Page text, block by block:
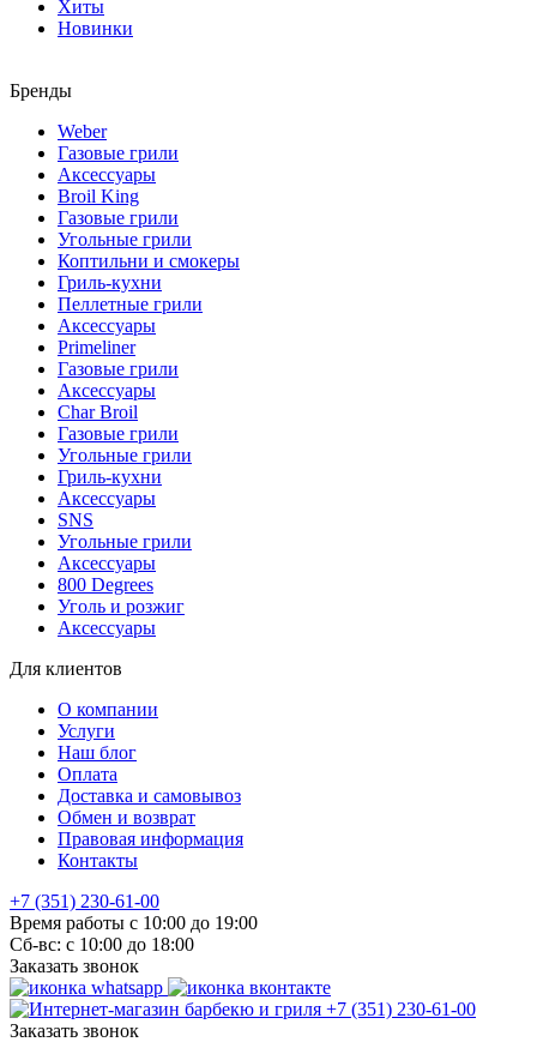
Хиты
Новинки
Бренды
Weber
Газовые грили
Аксессуары
Broil King
Газовые грили
Угольные грили
Коптильни и смокеры
Гриль-кухни
Пеллетные грили
Аксессуары
Primeliner
Газовые грили
Аксессуары
Char Broil
Газовые грили
Угольные грили
Гриль-кухни
Аксессуары
SNS
Угольные грили
Аксессуары
800 Degrees
Уголь и розжиг
Аксессуары
Для клиентов
О компании
Услуги
Наш блог
Оплата
Доставка и самовывоз
Обмен и возврат
Правовая информация
Контакты
+7 (351) 230-61-00
Время работы с 10:00 до 19:00
Сб-вс: с 10:00 до 18:00
Заказать звонок
+7 (351) 230-61-00
Заказать звонок